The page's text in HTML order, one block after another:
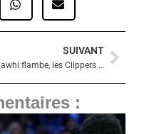
SUIVANT
Kawhi flambe, les Clippers écrasent des Wizards en ruines
: